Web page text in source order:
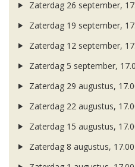
Zaterdag 26 september,
Zaterdag 19 september,
Zaterdag 12 september,
Zaterdag 5 september,
Zaterdag 29 augustus,
Zaterdag 22 augustus,
Zaterdag 15 augustus,
Zaterdag 8 augustus,